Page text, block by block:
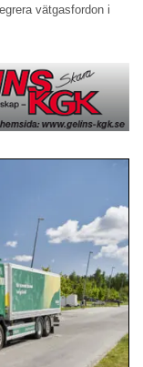
vätgasfordon i